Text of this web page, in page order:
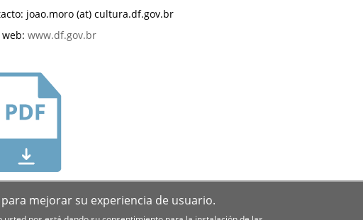
joao.moro (at) cultura.df.gov.br
www.df.gov.br
mejorar su experiencia de usuario.